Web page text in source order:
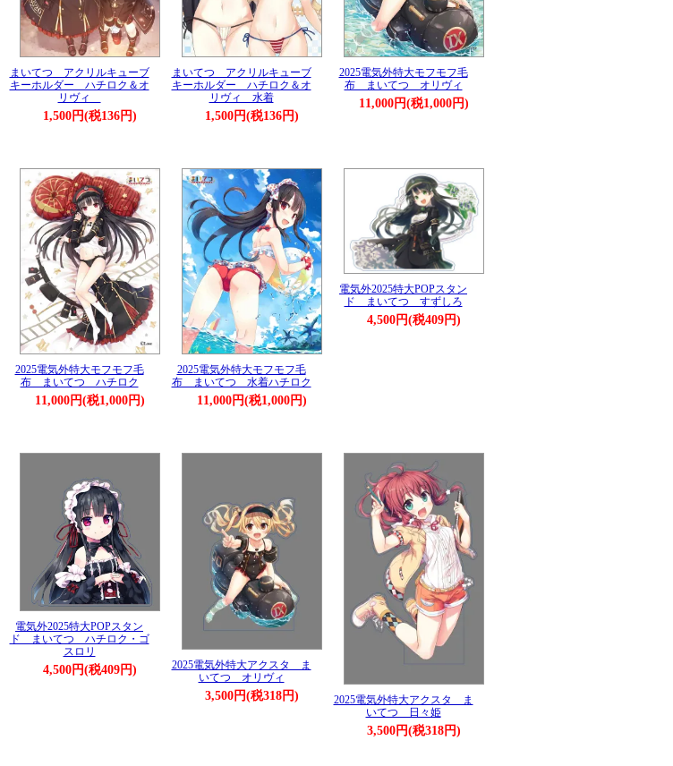
まいてつ アクリルキューブ
キーホルダー ハチロク＆オ
リヴィ
1,500円(税136円)
まいてつ アクリルキューブ
キーホルダー ハチロク＆オ
リヴィ 水着
1,500円(税136円)
2025電気外特大モフモフ毛
布 まいてつ オリヴィ
11,000円(税1,000円)
2025電気外特大モフモフ毛
布 まいてつ ハチロク
11,000円(税1,000円)
2025電気外特大モフモフ毛
布 まいてつ 水着ハチロク
11,000円(税1,000円)
電気外2025特大POPスタン
ド まいてつ すずしろ
4,500円(税409円)
電気外2025特大POPスタン
ド まいてつ ハチロク・ゴ
スロリ
4,500円(税409円)
2025電気外特大アクスタ ま
いてつ オリヴィ
3,500円(税318円)
2025電気外特大アクスタ ま
いてつ 日々姫
3,500円(税318円)